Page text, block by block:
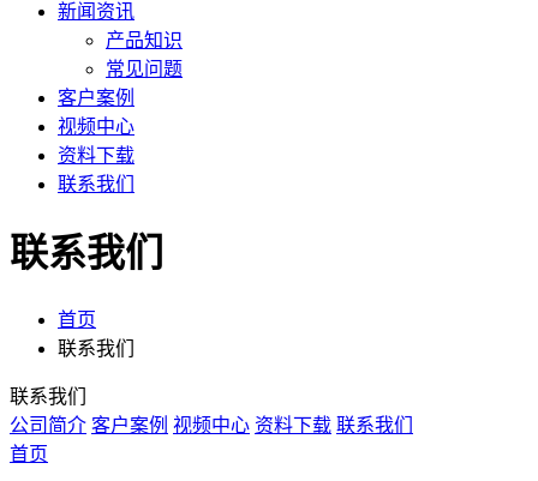
新闻资讯
产品知识
常见问题
客户案例
视频中心
资料下载
联系我们
联系我们
首页
联系我们
联系我们
公司简介 客户案例 视频中心 资料下载 联系我们
首页